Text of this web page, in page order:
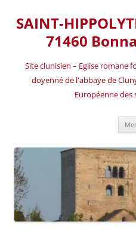
SAINT-
71460
Site clunisien – Eglise romane
doyenné de l'abbaye de
Européenne des